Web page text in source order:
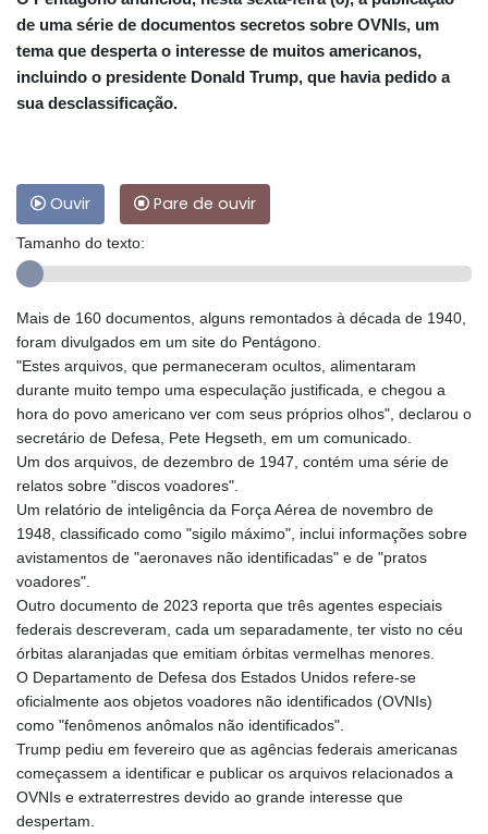
de uma série de documentos secretos sobre OVNIs, um
tema que desperta o interesse de muitos americanos,
incluindo o presidente Donald Trump, que havia pedido a
sua desclassificação.
Ouvir Pare de ouvir
Tamanho do texto:
Mais de 160 documentos, alguns remontados à década de 1940,
foram divulgados em um site do Pentágono.
"Estes arquivos, que permaneceram ocultos, alimentaram
durante muito tempo uma especulação justificada, e chegou a
hora do povo americano ver com seus próprios olhos", declarou o
secretário de Defesa, Pete Hegseth, em um comunicado.
Um dos arquivos, de dezembro de 1947, contém uma série de
relatos sobre "discos voadores".
Um relatório de inteligência da Força Aérea de novembro de
1948, classificado como "sigilo máximo", inclui informações sobre
avistamentos de "aeronaves não identificadas" e de "pratos
voadores".
Outro documento de 2023 reporta que três agentes especiais
federais descreveram, cada um separadamente, ter visto no céu
órbitas alaranjadas que emitiam órbitas vermelhas menores.
O Departamento de Defesa dos Estados Unidos refere-se
oficialmente aos objetos voadores não identificados (OVNIs)
como "fenômenos anômalos não identificados".
Trump pediu em fevereiro que as agências federais americanas
começassem a identificar e publicar os arquivos relacionados a
OVNIs e extraterrestres devido ao grande interesse que
despertam.